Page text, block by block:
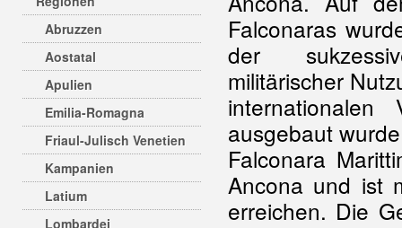
Abruzzen
Aostatal
Apulien
Emilia-Romagna
Friaul-Julisch Venetien
Kampanien
Latium
Lombardei
Falconaras
der
militärischer
ausgebaut
Falconara
Ancona und ist
erreichen. Die